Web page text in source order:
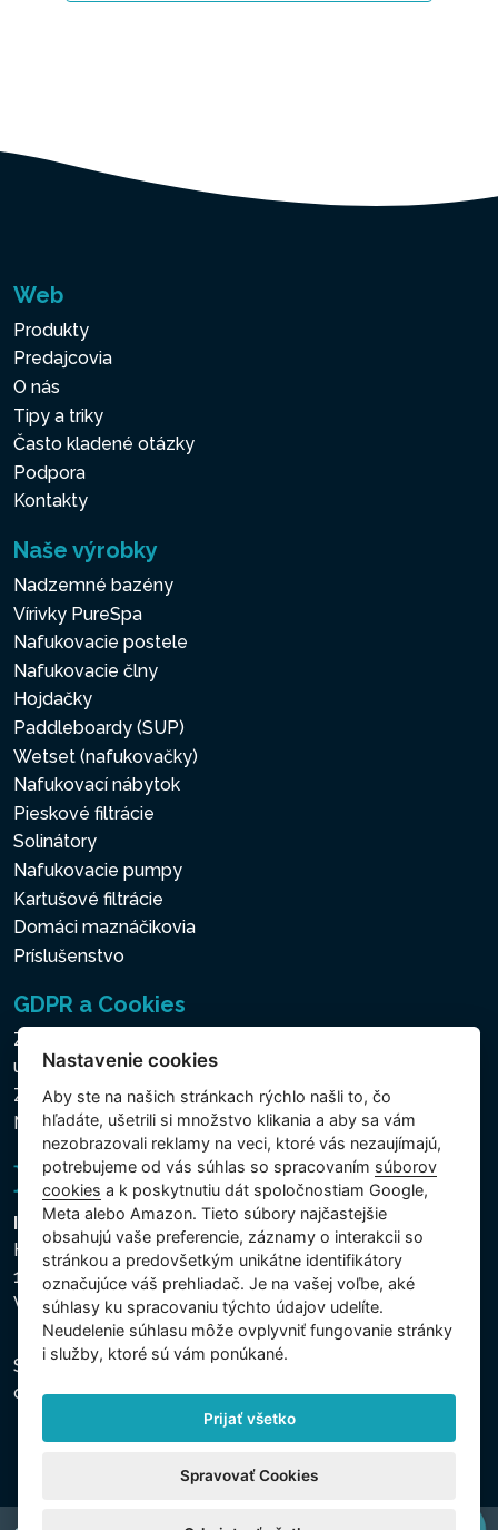
Web
Produkty
Predajcovia
O nás
Tipy a triky
Často kladené otázky
Podpora
Kontakty
Naše výrobky
Nadzemné bazény
Vírivky PureSpa
Nafukovacie postele
Nafukovacie člny
Hojdačky
Paddleboardy (SUP)
Wetset (nafukovačky)
Nafukovací nábytok
Pieskové filtrácie
Solinátory
Nafukovacie pumpy
Kartušové filtrácie
Domáci maznáčikovia
Príslušenstvo
GDPR a Cookies
Zásady ochrany osobných a ďalších spracovávaných
údajov
Zásady používania súborov cookies
Nastavenie cookies
Intex Trading, s.r.o.
Hradecká 2526/3
130 00 Praha 3
Vinohrady - Česká republika
Spoločnosť je zapísaná na Mestskom súde v Prahe,
oddiel C, vložka 74759, IČO 26150808, DIČ CZ26150808.
Nastavenie cookies
Aby ste na našich stránkach rýchlo našli to, čo
hľadáte, ušetrili si množstvo klikania a aby sa vám
nezobrazovali reklamy na veci, ktoré vás nezaujímajú,
potrebujeme od vás súhlas so spracovaním súborov
cookies a k poskytnutiu dát spoločnostiam Google,
Meta alebo Amazon. Tieto súbory najčastejšie
obsahujú vaše preferencie, záznamy o interakcii so
stránkou a predovšetkým unikátne identifikátory
označujúce váš prehliadač. Je na vašej voľbe, aké
súhlasy ku spracovaniu týchto údajov udelíte.
Neudelenie súhlasu mȏže ovplyvniť fungovanie stránky
i služby, ktoré sú vám ponúkané.
Prijať všetko
Spravovať Cookies